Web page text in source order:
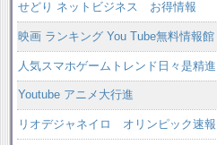
せどり ネットビジネス お得情報
映画 ランキング You Tube無料情報館
人気スマホゲームトレンド日々是精進
Youtube アニメ大行進
リオデジャネイロ オリンピック速報